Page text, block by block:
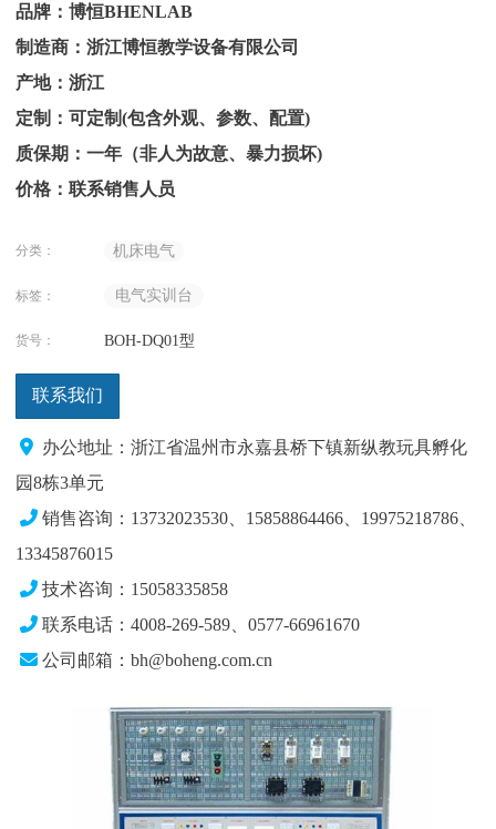
品牌：博恒BHENLAB
制造商：浙江博恒教学设备有限公司
产地：浙江
定制：可定制(包含外观、参数、配置)
质保期：一年（非人为故意、暴力损坏)
价格：联系销售人员
分类： 机床电气
标签： 电气实训台
货号： BOH-DQ01型
联系我们
办公地址：浙江省温州市永嘉县桥下镇新纵教玩具孵化
园8栋3单元
销售咨询：13732023530、15858864466、19975218786
13345876015
技术咨询：15058335858
联系电话：4008-269-589、0577-66961670
公司邮箱：bh@boheng.com.cn